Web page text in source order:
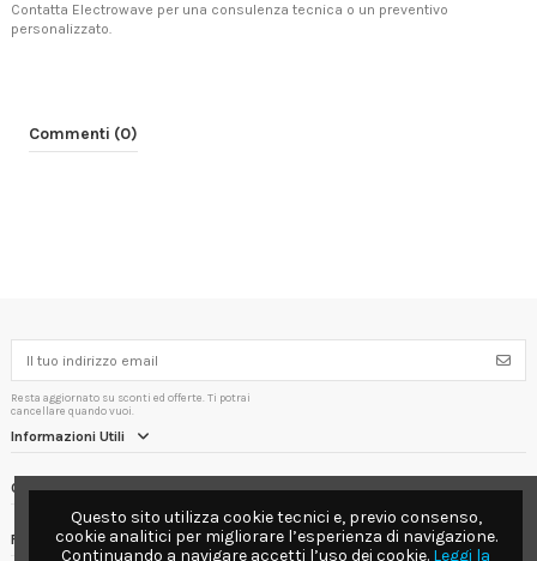
Contatta Electrowave per una consulenza tecnica o un preventivo
personalizzato.
Commenti (0)
Resta aggiornato su sconti ed offerte. Ti potrai
cancellare quando vuoi.
Informazioni Utili
Contact us
Follow us
Questo sito utilizza cookie tecnici e, previo consenso,
cookie analitici per migliorare l’esperienza di navigazione.
Continuando a navigare accetti l’uso dei cookie. Leggi la